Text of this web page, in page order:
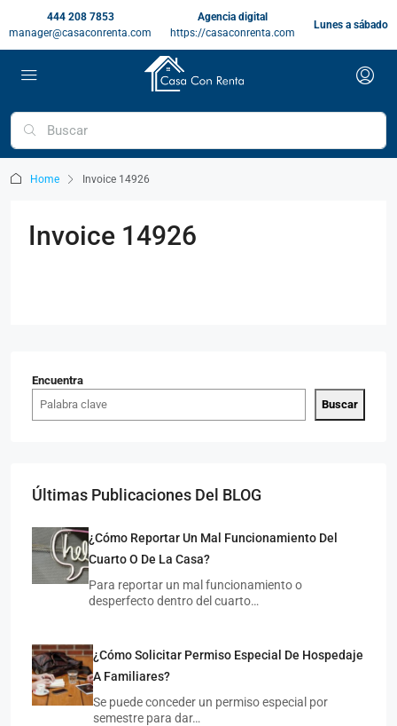
444 208 7853
manager@casaconrenta.com
Agencia digital
https://casaconrenta.com
Lunes a sábado
$4,500 /MXN
MAESTROS ILUSTRES 654, UNIVERSITARIA, 78290 SAN
LUIS POTOSÍ, S.L.P.
1 INDIVIDUAL 1 COCHE 20 M²
CUARTO COMPARTIDO, CUARTO INDIVIDUAL
Home Invoice 14926
Invoice 14926
Encuentra
Buscar
Últimas Publicaciones Del BLOG
¿Cómo Reportar Un Mal Funcionamiento Del
Cuarto O De La Casa?
Para reportar un mal funcionamiento o
desperfecto dentro del cuarto…
¿Cómo Solicitar Permiso Especial De Hospedaje
A Familiares?
Se puede conceder un permiso especial por
semestre para dar…